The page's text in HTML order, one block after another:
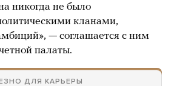
никогда не было
кланами,
— соглашается с ним
палаты.
ДЛЯ КАРЬЕРЫ